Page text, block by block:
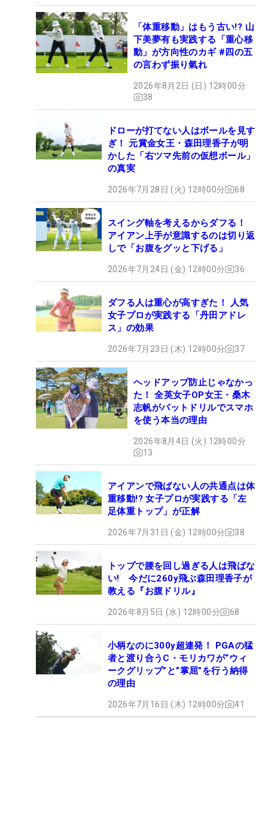
「体重移動」はもう古い!? 山
下美夢有も実践する「重心移
動」が方向性のカギ #四の五
の言わず振り氣れ
2026年8月2日 (日) 12時00分
38
ドローが打てない人はボールを見す
ぎ！ 元賞金女王・森田理香子が明
かした「右ツマ先前の仮想ボール」
の真実
2026年7月28日 (火) 12時00分 68
スイング軸を考えるからダフる！
アイアン上手が意識するのは切り返
しで「お腹をグッと下げる」
2026年7月24日 (金) 12時00分 36
ダフる人は重心が高すぎた！ 人気
女子プロが実践する「丹田アドレ
ス」の効果
2026年7月23日 (木) 12時00分 37
ヘッドアップ防止じゃなかっ
た！ 全英女子OP女王・桑木
志帆がパットドリルでスマホ
を使う本当の理由
2026年8月4日 (火) 12時00分
13
アイアンで飛ばない人の共通点は体
重移動!? 女子プロが実践する「左
足体重トップ」が正解
2026年7月31日 (金) 12時00分 38
トップで腰を回し過ぎる人は飛ばな
い! 今だに260y飛ぶ森田理香子が
教える『お腹ドリル』
2026年8月5日 (水) 12時00分 68
小柄なのに300y超連発！ PGAの猛
者と渡り合うC・モリカワが“ウィ
ークグリップ”と”掌屈”を行う納得
の理由
2026年7月16日 (木) 12時00分 41